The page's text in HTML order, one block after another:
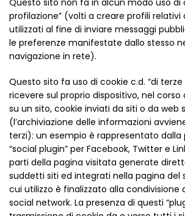
Questo sito non fa in alcun modo uso di
profilazione” (volti a creare profili relativi
utilizzati al fine di inviare messaggi
le preferenze manifestate dallo stesso
navigazione in rete).
Questo sito fa uso di cookie c.d. “di terze
ricevere sul proprio dispositivo, nel corso
su un sito, cookie inviati da siti o da web
(l’archiviazione delle informazioni
terzi): un esempio è rappresentato dalla
“social plugin” per Facebook, Twitter e
parti della pagina visitata generate
suddetti siti ed integrati nella pagina del
cui utilizzo è finalizzato alla condivisione
social network. La presenza di questi